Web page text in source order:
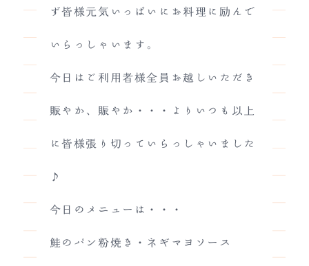
ず皆様元気いっぱいにお料理に励んで
いらっしゃいます。
今日はご利用者様全員お越しいただき
賑やか、賑やか・・・よりいつも以上
に皆様張り切っていらっしゃいました
♪
今日のメニューは・・・
鮭のパン粉焼き・ネギマヨソース